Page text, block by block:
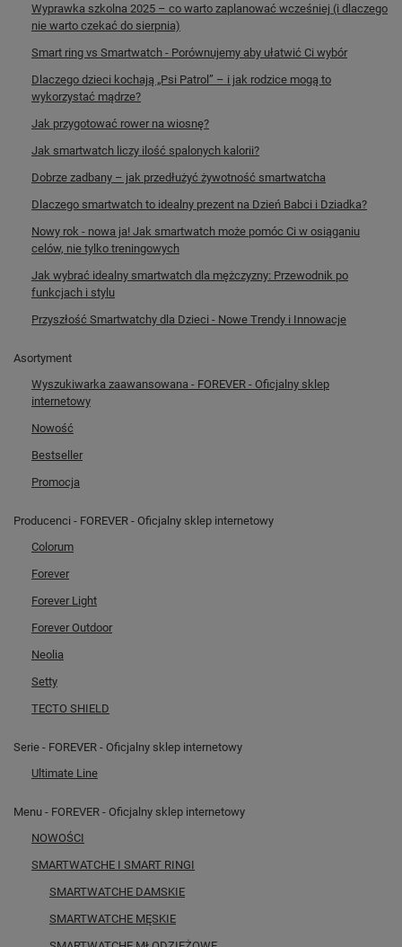
Wyprawka szkolna 2025 – co warto zaplanować wcześniej (i dlaczego
nie warto czekać do sierpnia)
Smart ring vs Smartwatch - Porównujemy aby ułatwić Ci wybór
Dlaczego dzieci kochają „Psi Patrol” – i jak rodzice mogą to
wykorzystać mądrze?
Jak przygotować rower na wiosnę?
Jak smartwatch liczy ilość spalonych kalorii?
Dobrze zadbany – jak przedłużyć żywotność smartwatcha
Dlaczego smartwatch to idealny prezent na Dzień Babci i Dziadka?
Nowy rok - nowa ja! Jak smartwatch może pomóc Ci w osiąganiu
celów, nie tylko treningowych
Jak wybrać idealny smartwatch dla mężczyzny: Przewodnik po
funkcjach i stylu
Przyszłość Smartwatchy dla Dzieci - Nowe Trendy i Innowacje
Asortyment
Wyszukiwarka zaawansowana - FOREVER - Oficjalny sklep
internetowy
Nowość
Bestseller
Promocja
Producenci - FOREVER - Oficjalny sklep internetowy
Colorum
Forever
Forever Light
Forever Outdoor
Neolia
Setty
TECTO SHIELD
Serie - FOREVER - Oficjalny sklep internetowy
Ultimate Line
Menu - FOREVER - Oficjalny sklep internetowy
NOWOŚCI
SMARTWATCHE I SMART RINGI
SMARTWATCHE DAMSKIE
SMARTWATCHE MĘSKIE